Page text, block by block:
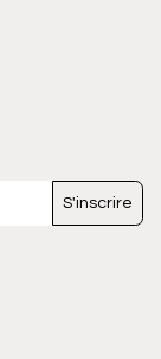
S'inscrire